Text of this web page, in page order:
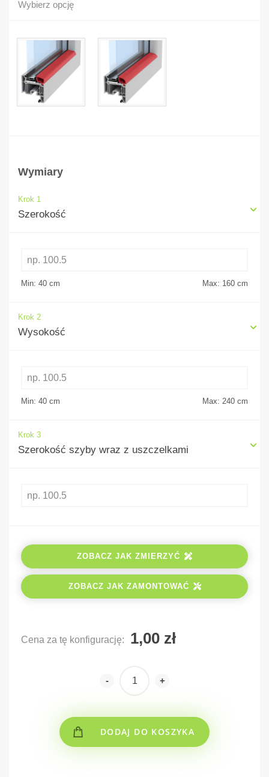
Wybierz opcję
Wymiary
Krok 1
Szerokość
Min: 40 cm Max: 160 cm
Krok 2
Wysokość
Min: 40 cm Max: 240 cm
Krok 3
Szerokość szyby wraz z uszczelkami
ZOBACZ JAK ZMIERZYĆ
ZOBACZ JAK ZAMONTOWAĆ
Cena za tę konfigurację:
- +
DODAJ DO KOSZYKA